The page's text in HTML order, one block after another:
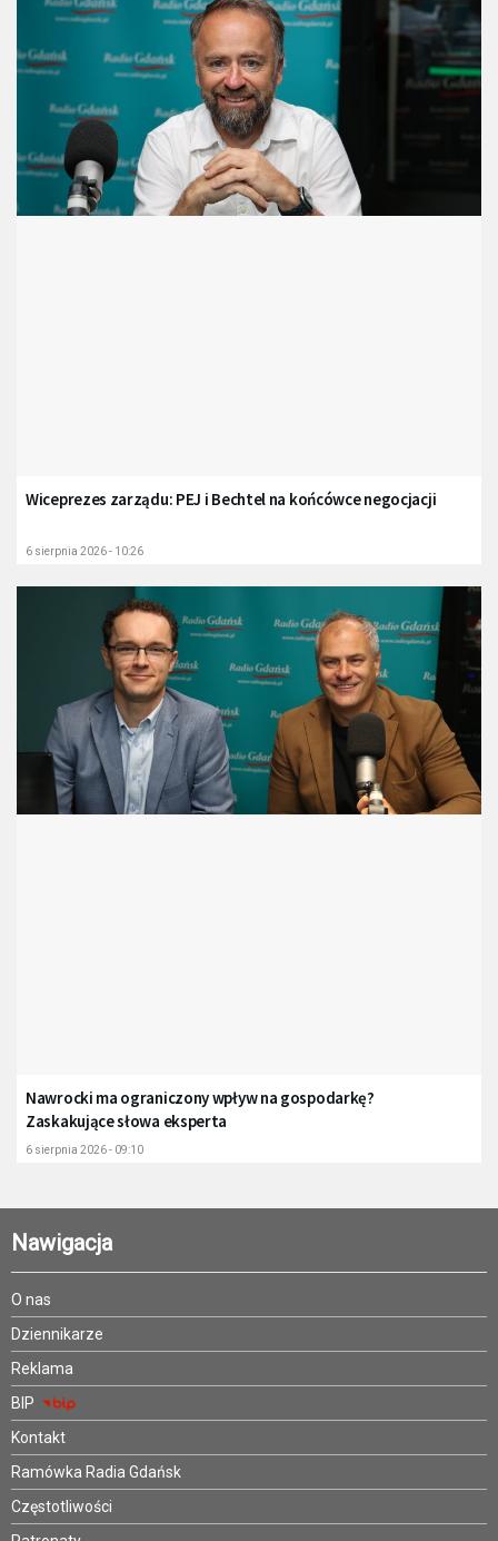
Wiceprezes zarządu: PEJ i Bechtel na końcówce negocjacji
6 sierpnia 2026 - 10:26
Nawrocki ma ograniczony wpływ na gospodarkę?
Zaskakujące słowa eksperta
6 sierpnia 2026 - 09:10
Nawigacja
O nas
Dziennikarze
Reklama
BIP
Kontakt
Ramówka Radia Gdańsk
Częstotliwości